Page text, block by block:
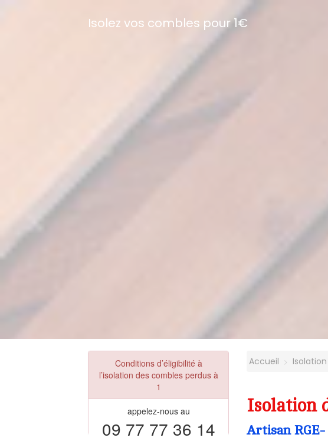
Isolez vos combles pour 1€
Conditions d’éligibilité à
l’isolation des combles perdus à
1
appelez-nous au
09 77 77 36 14
Accueil
Isolation
Artisan RGE-